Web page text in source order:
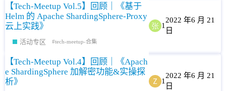
【Tech-Meetup Vol.5】回顾｜《基于
Helm 的 Apache ShardingSphere-Proxy
云上实践》
活动专区 tech-meetup-合集
1
2022 年6 月 21
日
【Tech-Meetup Vol.4】回顾｜《Apach
e ShardingSphere 加解密功能&实操探
析》
1
2022 年6 月 21
日